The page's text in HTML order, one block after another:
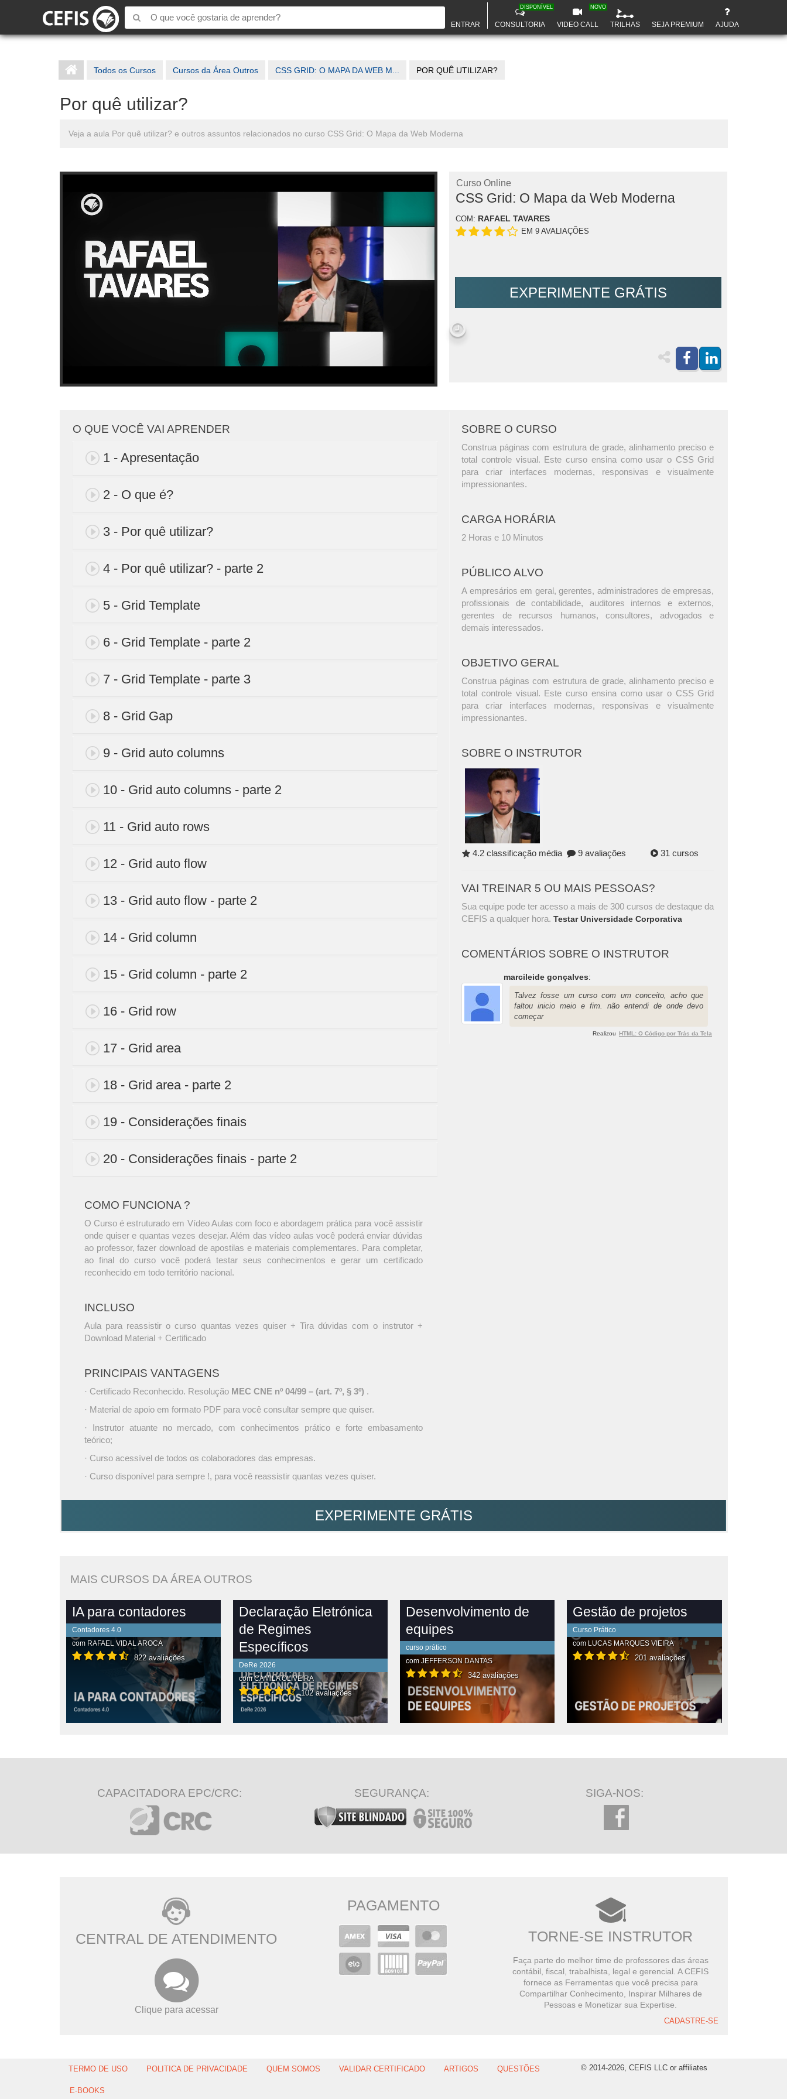
ENTRAR CONSULTORIA
DISPONÍVEL
VIDEO CALL
NOVO
TRILHAS SEJA PREMIUM AJUDA
Todos os Cursos Cursos da Área Outros CSS GRID: O MAPA DA WEB M... POR QUÊ UTILIZAR?
Por quê utilizar?
Veja a aula Por quê utilizar? e outros assuntos relacionados no curso CSS Grid: O Mapa da Web Moderna
Curso Online
CSS Grid: O Mapa da Web Moderna
COM: RAFAEL TAVARES
EM 9 AVALIAÇÕES
EXPERIMENTE GRÁTIS
O QUE VOCÊ VAI APRENDER
1 - Apresentação
2 - O que é?
3 - Por quê utilizar?
4 - Por quê utilizar? - parte 2
5 - Grid Template
6 - Grid Template - parte 2
7 - Grid Template - parte 3
8 - Grid Gap
9 - Grid auto columns
10 - Grid auto columns - parte 2
11 - Grid auto rows
12 - Grid auto flow
13 - Grid auto flow - parte 2
14 - Grid column
15 - Grid column - parte 2
16 - Grid row
17 - Grid area
18 - Grid area - parte 2
19 - Considerações finais
20 - Considerações finais - parte 2
COMO FUNCIONA ?
O Curso é estruturado em Vídeo Aulas com foco e abordagem prática para você assistir
onde quiser e quantas vezes desejar. Além das vídeo aulas você poderá enviar dúvidas
ao professor, fazer download de apostilas e materiais complementares. Para completar,
ao final do curso você poderá testar seus conhecimentos e gerar um certificado
reconhecido em todo território nacional.
INCLUSO
Aula para reassistir o curso quantas vezes quiser + Tira dúvidas com o instrutor +
Download Material + Certificado
PRINCIPAIS VANTAGENS
· Certificado Reconhecido. Resolução MEC CNE nº 04/99 – (art. 7º, § 3º) .
· Material de apoio em formato PDF para você consultar sempre que quiser.
· Instrutor atuante no mercado, com conhecimentos prático e forte embasamento
teórico;
· Curso acessível de todos os colaboradores das empresas.
· Curso disponível para sempre !, para você reassistir quantas vezes quiser.
SOBRE O CURSO
Construa páginas com estrutura de grade, alinhamento preciso e
total controle visual. Este curso ensina como usar o CSS Grid
para criar interfaces modernas, responsivas e visualmente
impressionantes.
CARGA HORÁRIA
2 Horas e 10 Minutos
PÚBLICO ALVO
A empresários em geral, gerentes, administradores de empresas,
profissionais de contabilidade, auditores internos e externos,
gerentes de recursos humanos, consultores, advogados e
demais interessados.
OBJETIVO GERAL
Construa páginas com estrutura de grade, alinhamento preciso e
total controle visual. Este curso ensina como usar o CSS Grid
para criar interfaces modernas, responsivas e visualmente
impressionantes.
SOBRE O INSTRUTOR
4.2 classificação média 9 avaliações 31 cursos
VAI TREINAR 5 OU MAIS PESSOAS?
Sua equipe pode ter acesso a mais de 300 cursos de destaque da
CEFIS a qualquer hora.Testar Universidade Corporativa
COMENTÁRIOS SOBRE O INSTRUTOR
marcileide gonçalves:
Talvez fosse um curso com um conceito, acho que
faltou inicio meio e fim. não entendi de onde devo
começar
Realizou HTML: O Código por Trás da Tela
EXPERIMENTE GRÁTIS
MAIS CURSOS DA ÁREA OUTROS
IA para contadores
Contadores 4.0
com RAFAEL VIDAL AROCA
822 avaliações
Declaração Eletrónica
de Regimes
Específicos
DeRe 2026
comCAMILA OLIVEIRA
102 avaliações
VER CONTEÚDO COMPLETO
Desenvolvimento de
equipes
curso prático
com JEFFERSON DANTAS
342 avaliações
VER CONTEÚDO COMPLETO
Gestão de projetos
Curso Prático
com LUCAS MARQUES VIEIRA
201 avaliações
VER CONTEÚDO COMPLETO
CAPACITADORA EPC/CRC: SEGURANÇA: SIGA-NOS:
CENTRAL DE ATENDIMENTO
Clique para acessar
PAGAMENTO
TORNE-SE INSTRUTOR
Faça parte do melhor time de professores das áreas
contábil, fiscal, trabalhista, legal e gerencial. A CEFIS
fornece as Ferramentas que você precisa para
Compartilhar Conhecimento, Inspirar Milhares de
Pessoas e Monetizar sua Expertise.
CADASTRE-SE
TERMO DE USO POLITICA DE PRIVACIDADE QUEM SOMOS VALIDAR CERTIFICADO ARTIGOS QUESTÕES
E-BOOKS
© 2014-2026, CEFIS LLC or affiliates